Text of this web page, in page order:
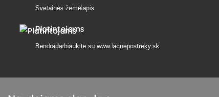
Svetainės žemėlapis
Platintojams
Bendradarbiaukite su www.lacnepostreky.sk